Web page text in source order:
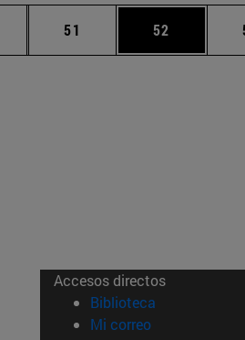
Páginas intermedias Use TAB para
Página
51 Página
52
Accesos directos
Biblioteca (abre en
Mi correo(abre en